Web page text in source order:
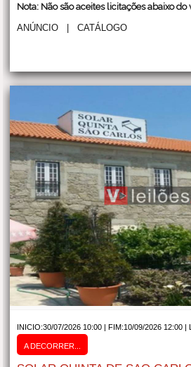
Nota: Não são aceites licitações abaixo
ANÚNCIO |CATÁLOGO
INICIO:30/07/2026 10:00 | FIM:10/09/2026 12:00 |
A DECORRER...